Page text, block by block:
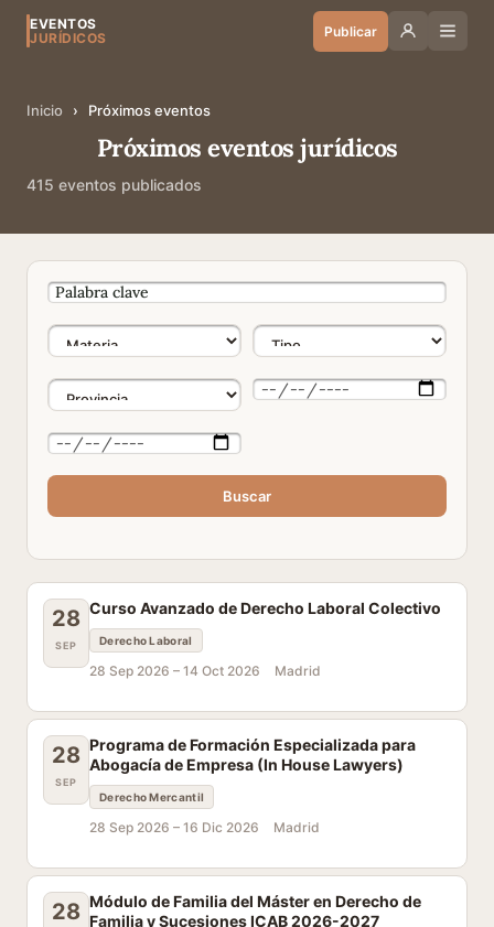
EVENTOS
JURÍDICOS
Publicar
Inicio › Próximos eventos
Próximos eventos jurídicos
415 eventos publicados
Buscar
28
SEP
Curso Avanzado de Derecho Laboral Colectivo
Derecho Laboral
28 Sep 2026 – 14 Oct 2026 Madrid
28
SEP
Programa de Formación Especializada para
Abogacía de Empresa (In House Lawyers)
Derecho Mercantil
28 Sep 2026 – 16 Dic 2026 Madrid
28 Módulo de Familia del Máster en Derecho de
Familia y Sucesiones ICAB 2026-2027